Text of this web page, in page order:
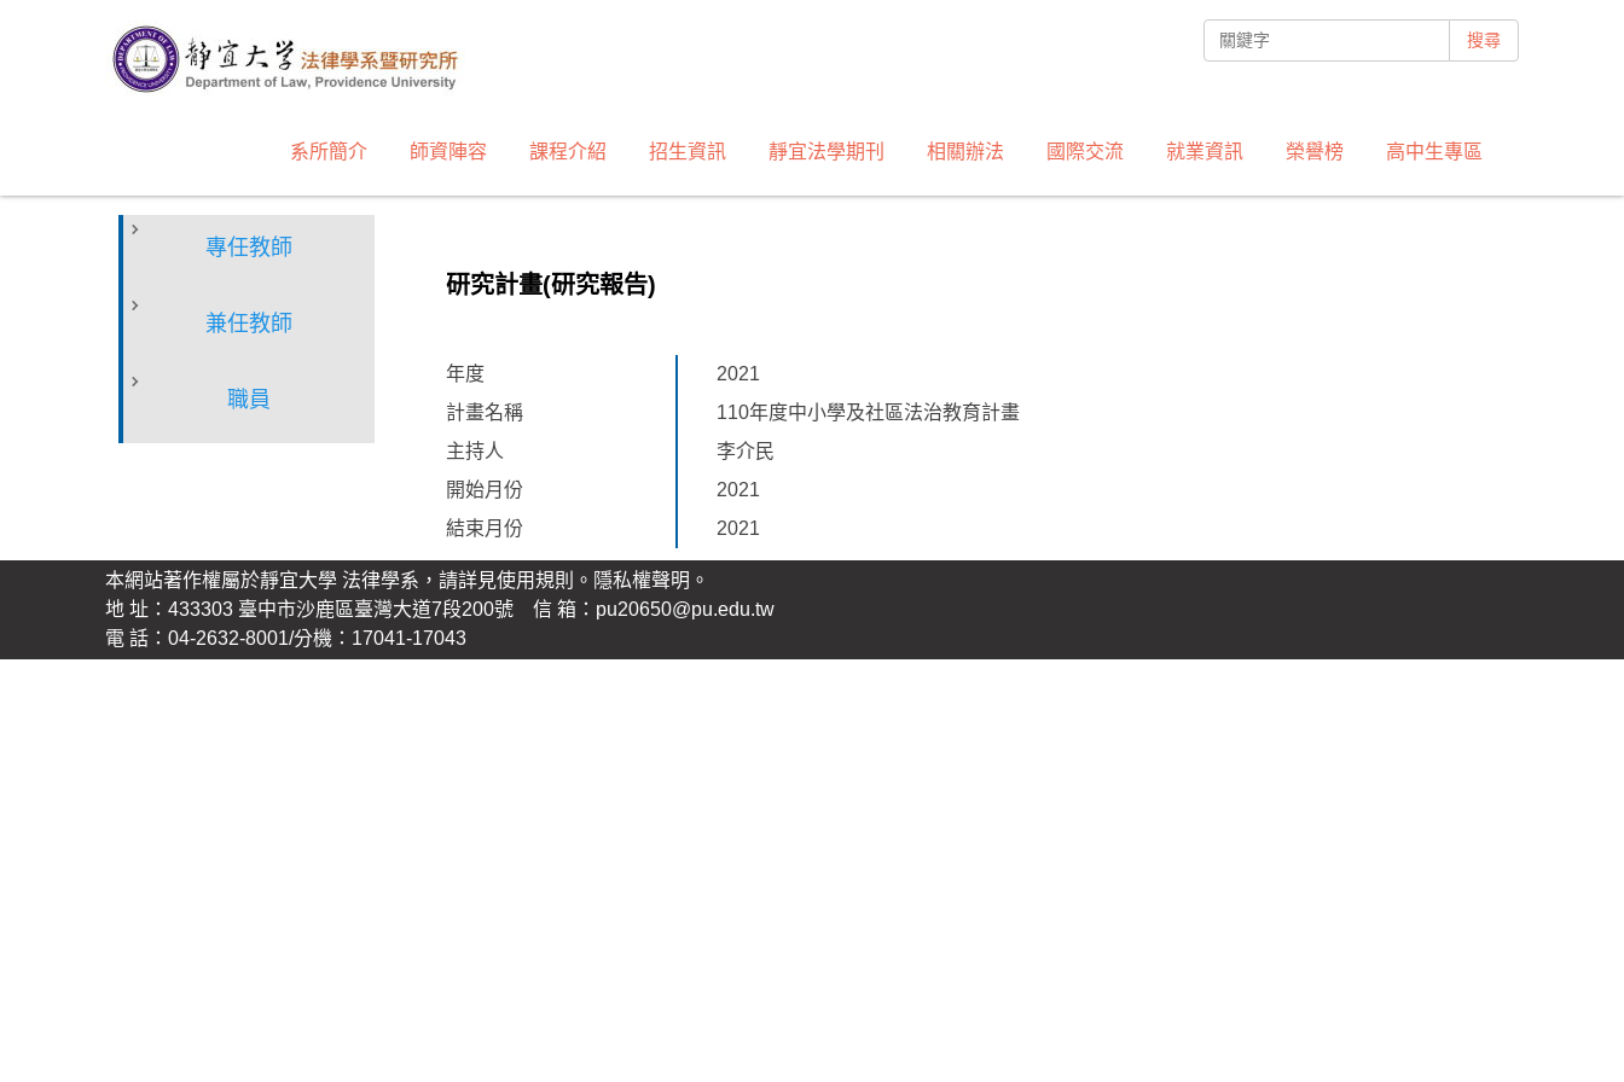
區
搜尋
系所簡介 師資陣容 課程介紹 招生資訊 靜宜法學期刊 相關辦法 國際交流 就業資訊 榮譽榜 高中生專區
專任教師
兼任教師
職員
研究計畫(研究報告)
年度
2021
計畫名稱
110年度中小學及社區法治教育計畫
主持人
李介民
開始月份
2021
結束月份
2021
本網站著作權屬於靜宜大學 法律學系，請詳見使用規則。 隱私權聲明 。
地 址：433303 臺中市沙鹿區臺灣大道7段200號 信 箱：pu20650@pu.edu.tw
電 話：04-2632-8001/分機：17041-17043